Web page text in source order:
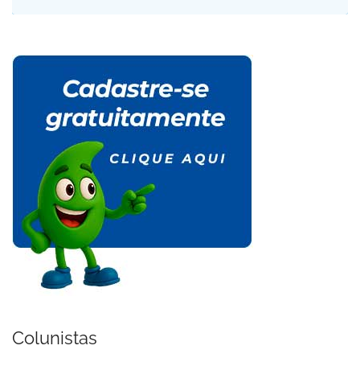
Colunistas